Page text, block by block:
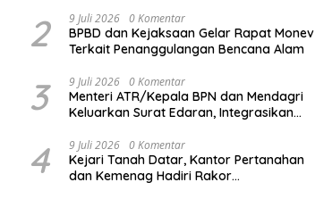
2 9 Juli 2026 0 Komentar
BPBD dan Kejaksaan Gelar Rapat Monev
Terkait Penanggulangan Bencana Alam
3 9 Juli 2026 0 Komentar
Menteri ATR/Kepala BPN dan Mendagri
Keluarkan Surat Edaran, Integrasikan
4 9 Juli 2026 0 Komentar
Kejari Tanah Datar, Kantor Pertanahan
dan Kemenag Hadiri Rakor